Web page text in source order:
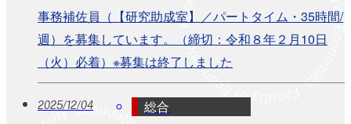
事務補佐員（【研究助成室】／パートタイム・35時間/
週）を募集しています。（締切：令和８年２月10日
（火）必着）※募集は終了しました
2025/12/04
総合